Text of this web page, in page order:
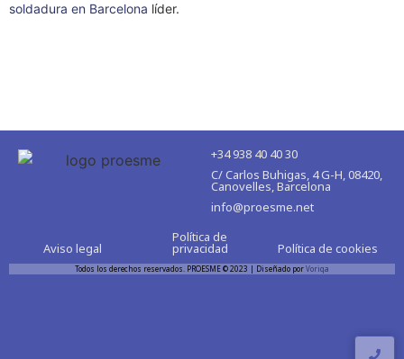
soldadura en Barcelona líder.
+34 938 40 40 30
C/ Carlos Buhigas, 4 G-H, 08420,
Canovelles, Barcelona
info@proesme.net
Aviso legal
Política de
privacidad Política de cookies
Todos los derechos reservados. PROESME © 2023 | Diseñado porVoriqa